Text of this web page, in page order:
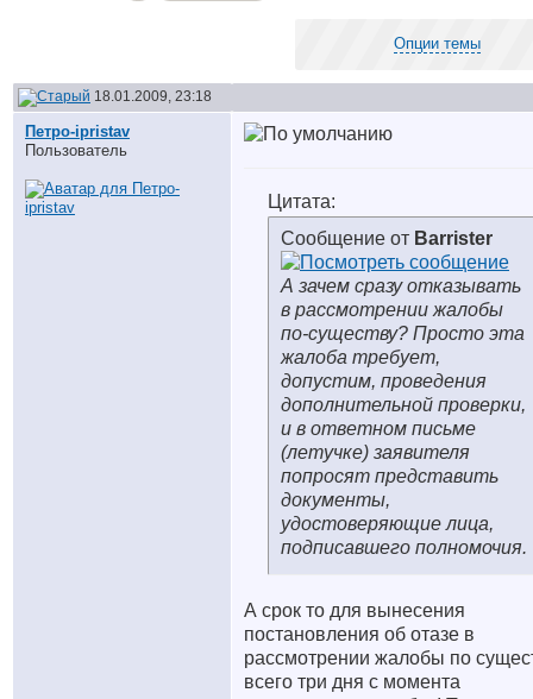
Опции темы
18.01.2009, 23:18
Петро-ipristav
Пользователь
Цитата:
Сообщение от Barrister
А зачем сразу отказывать
в рассмотрении жалобы
по-существу? Просто эта
жалоба требует,
допустим, проведения
дополнительной проверки,
и в ответном письме
(летучке) заявителя
попросят представить
документы,
удостоверяющие лица,
подписавшего полномочия.
А срок то для вынесения
постановления об отазе в
рассмотрении жалобы по
всего три дня с момента